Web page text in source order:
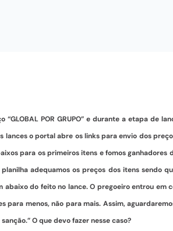
POR GRUPO” e durante a etapa de
o portal abre os links para envio dos
para os primeiros itens e fomos ganhadores
adequamos os preços dos itens sendo
do feito no lance. O pregoeiro entrou em
para menos, não para mais. Assim,
O que devo fazer nesse caso?